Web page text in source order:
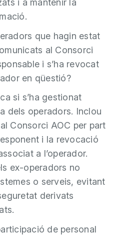
i a mantenir la
que hagin estat
al Consorci
i s’ha revocat
en qüestió?
si s’ha gestionat
dels operadors. Inclou
Consorci AOC per part
i la revocació
a l’operador.
ex-operadors no
o serveis, evitant
derivats
de personal